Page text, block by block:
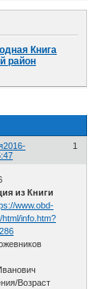
Книга
район
1
2016-
из Книги
www.obd-
info.htm?
Возраст